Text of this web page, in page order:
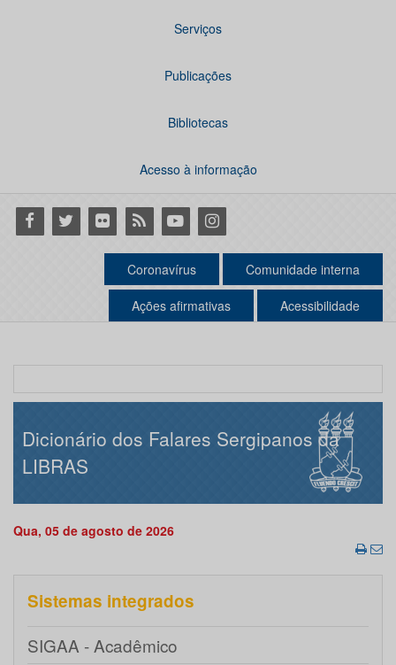
Serviços
Publicações
Bibliotecas
Acesso à informação
Facebook
Twitter Flickr RSS YoutubeInstagram
Coronavírus Comunidade interna
Ações afirmativas Acessibilidade
Dicionário dos Falares Sergipanos da
LIBRAS
Qua, 05 de agosto de 2026
Sistemas integrados
SIGAA - Acadêmico